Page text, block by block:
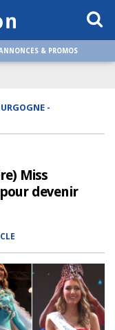
& PROMOS
-
Miss
devenir